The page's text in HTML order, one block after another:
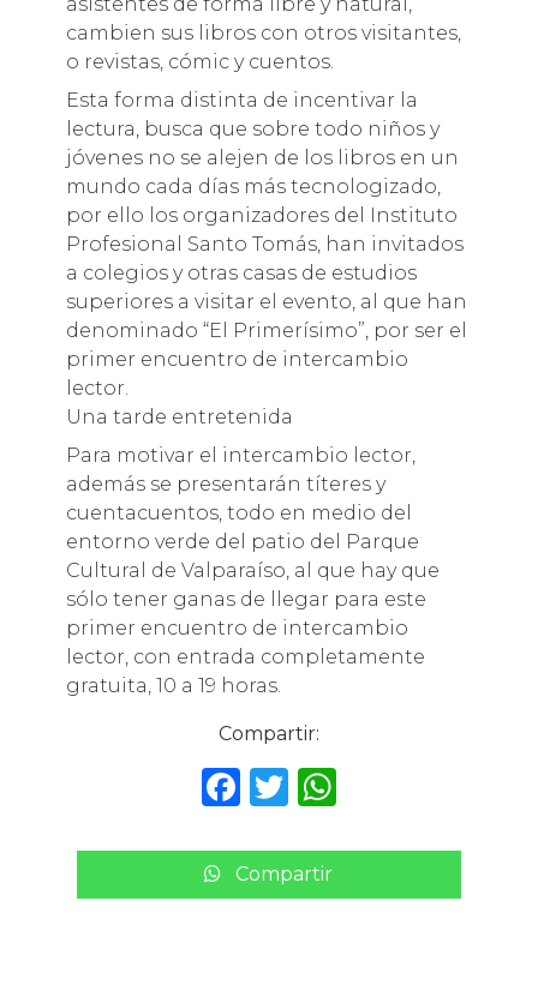
cambien sus libros con otros visitantes,
o revistas, cómic y cuentos.
Esta forma distinta de incentivar la
lectura, busca que sobre todo niños y
jóvenes no se alejen de los libros en un
mundo cada días más tecnologizado,
por ello los organizadores del Instituto
Profesional Santo Tomás, han invitados
a colegios y otras casas de estudios
superiores a visitar el evento, al que han
denominado “El Primerísimo”, por ser el
primer encuentro de intercambio
lector.
Una tarde entretenida
Para motivar el intercambio lector,
además se presentarán títeres y
cuentacuentos, todo en medio del
entorno verde del patio del Parque
Cultural de Valparaíso, al que hay que
sólo tener ganas de llegar para este
primer encuentro de intercambio
lector, con entrada completamente
gratuita, 10 a 19 horas.
Compartir:
F
c
e
T
it
te
W
a
ts
Compartir